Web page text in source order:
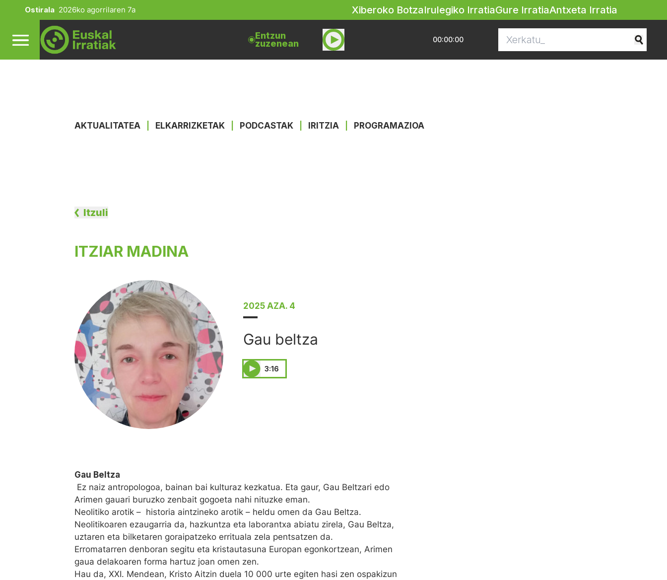
Ostirala 2026ko agorrilaren 7a Xiberoko BotzaIrulegiko IrratiaGure IrratiaAntxeta Irratia
Entzun
zuzenean 00:00:00
AKTUALITATEA ELKARRIZKETAK PODCASTAK IRITZIA PROGRAMAZIOA
Itzuli
ITZIAR MADINA
2025 AZA. 4
Gau beltza
3:16
Gau Beltza
Ez naiz antropologoa, bainan bai kulturaz kezkatua. Eta gaur, Gau Beltzari edo
Arimen gauari buruzko zenbait gogoeta nahi nituzke eman.
Neolitiko arotik – historia aintzineko arotik – heldu omen da Gau Beltza.
Neolitikoaren ezaugarria da, hazkuntza eta laborantxa abiatu zirela, Gau Beltza,
uztaren eta bilketaren goraipatzeko errituala zela pentsatzen da.
Erromatarren denboran segitu eta kristautasuna Europan egonkortzean, Arimen
gaua delakoaren forma hartuz joan omen zen.
Hau da, XXI. Mendean, Kristo Aitzin duela 10 000 urte egiten hasi zen ospakizun